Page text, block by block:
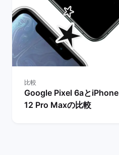
比較
Google Pixel 6aとiPhone
12 Pro Maxの比較